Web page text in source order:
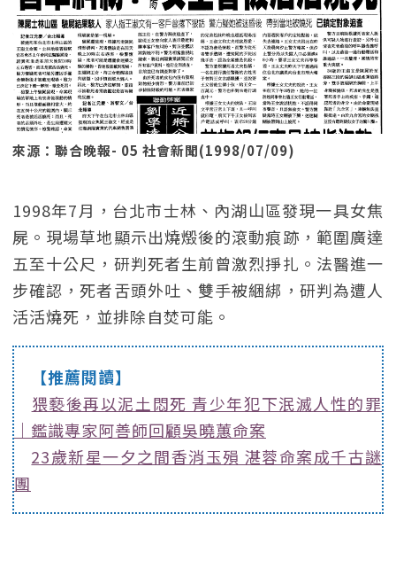
來源：聯合晚報- 05 社會新聞(1998/07/09)
1998年7月，台北市士林、內湖山區發現一具女焦
屍。現場草地顯示出燒燬後的滾動痕跡，範圍廣達
五至十公尺，研判死者生前曾激烈掙扎。法醫進一
步確認，死者舌頭外吐、雙手被綑綁，研判為遭人
活活燒死，並排除自焚可能。
【推薦閱讀】
猥褻後再以泥土悶死 青少年犯下泯滅人性的罪
｜鑑識專家阿善師回顧吳曉蕙命案
23歲新星一夕之間香消玉殞 湛蓉命案成千古謎
團